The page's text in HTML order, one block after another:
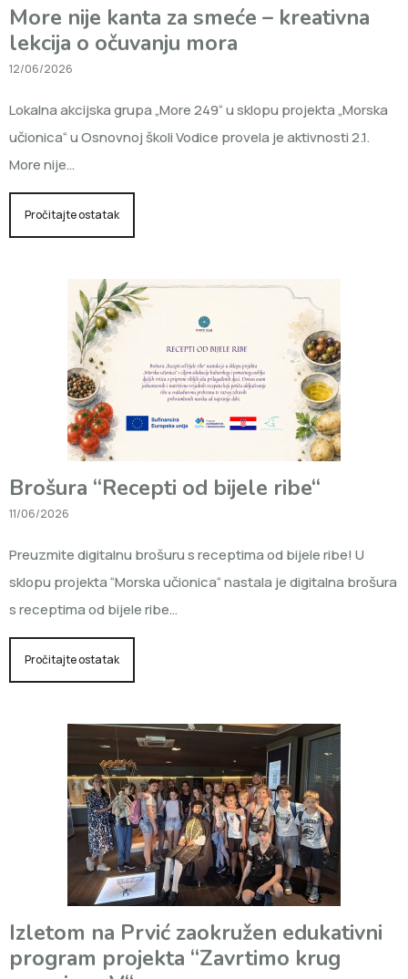
More nije kanta za smeće – kreativna
lekcija o očuvanju mora
12/06/2026
Lokalna akcijska grupa „More 249“ u sklopu projekta „Morska
učionica“ u Osnovnoj školi Vodice provela je aktivnosti 2.1.
More nije…
Pročitajte ostatak
Brošura “Recepti od bijele ribe“
11/06/2026
Preuzmite digitalnu brošuru s receptima od bijele ribe! U
sklopu projekta “Morska učionica“ nastala je digitalna brošura
s receptima od bijele ribe…
Pročitajte ostatak
Izletom na Prvić zaokružen edukativni
program projekta “Zavrtimo krug